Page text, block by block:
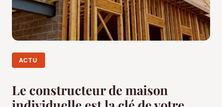
ACTU
Le constructeur de maison